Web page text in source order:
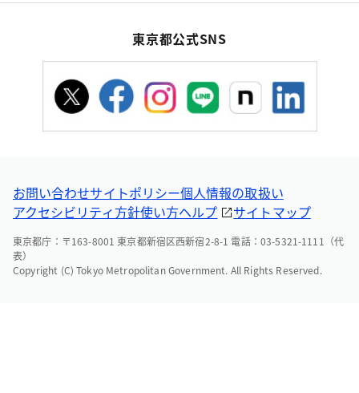
東京都公式SNS
お問い合わせサイトポリシー個人情報の取扱い
アクセシビリティ方針使い方ヘルプ サイトマップ
東京都庁：〒163-8001 東京都新宿区西新宿2-8-1 電話：03-5321-1111（代
表）
Copyright (C) Tokyo Metropolitan Government. All Rights Reserved.